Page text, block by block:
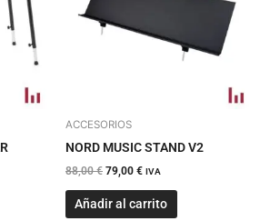
ACCESORIOS
NORD MUSIC STAND V2
88,00€ 79,00 € IVA
Añadir al carrito